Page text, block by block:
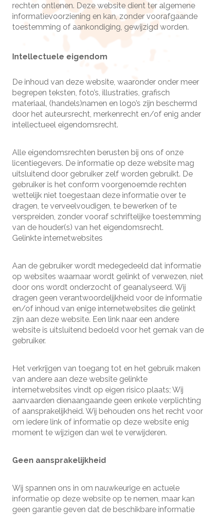
rechten ontlenen. Deze website dient ter algemene
informatievoorziening en kan, zonder voorafgaande
toestemming of aankondiging, gewijzigd worden.
Intellectuele eigendom
De inhoud van deze website, waaronder onder meer
begrepen teksten, foto’s, illustraties, grafisch
materiaal, (handels)namen en logo’s zijn beschermd
door het auteursrecht, merkenrecht en/of enig ander
intellectueel eigendomsrecht.
Alle eigendomsrechten berusten bij ons of onze
licentiegevers. De informatie op deze website mag
uitsluitend door gebruiker zelf worden gebruikt. De
gebruiker is het conform voorgenoemde rechten
wettelijk niet toegestaan deze informatie over te
dragen, te verveelvoudigen, te bewerken of te
verspreiden, zonder vooraf schriftelijke toestemming
van de houder(s) van het eigendomsrecht.
Gelinkte internetwebsites
Aan de gebruiker wordt medegedeeld dat informatie
op websites waarnaar wordt gelinkt of verwezen, niet
door ons wordt onderzocht of geanalyseerd. Wij
dragen geen verantwoordelijkheid voor de informatie
en/of inhoud van enige internetwebsites die gelinkt
zijn aan deze website. Een link naar een andere
website is uitsluitend bedoeld voor het gemak van de
gebruiker.
Het verkrijgen van toegang tot en het gebruik maken
van andere aan deze website gelinkte
internetwebsites vindt op eigen risico plaats; Wij
aanvaarden dienaangaande geen enkele verplichting
of aansprakelijkheid. Wij behouden ons het recht voor
om iedere link of informatie op deze website enig
moment te wijzigen dan wel te verwijderen.
Geen aansprakelijkheid
Wij spannen ons in om nauwkeurige en actuele
informatie op deze website op te nemen, maar kan
geen garantie geven dat de beschikbare informatie